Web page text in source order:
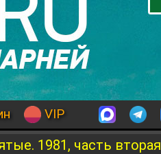
VIP
1981, часть вторая